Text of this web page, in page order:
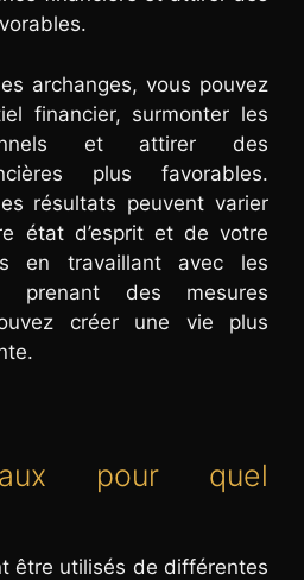
archanges, vous pouvez
financier, surmonter les
et attirer des
plus favorables.
résultats peuvent varier
état d’esprit et de votre
en travaillant avec les
prenant des mesures
créer une vie plus
pour quel
être utilisés de différentes